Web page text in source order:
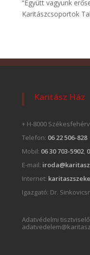
“Együtt vagyunk
Karitászcsoportok
Karitász Ház
+ H-8000
Telefon: 06 22 506-828
Mobil: 06 30 703-5902,
E-mail:
Internet:
Igazgató: Dr.
Adatvédelmi